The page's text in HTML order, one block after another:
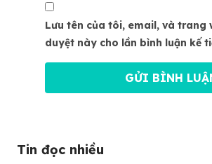
Lưu tên của tôi, email, và trang
duyệt này cho lần bình luận kế
Tin đọc nhiều